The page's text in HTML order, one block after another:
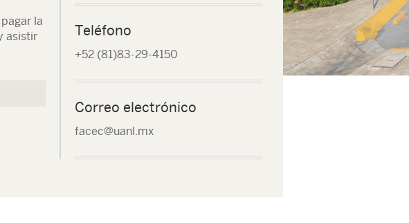
la
asistir
Teléfono
+52 (81)83-29-4150
Correo electrónico
facec@uanl.mx